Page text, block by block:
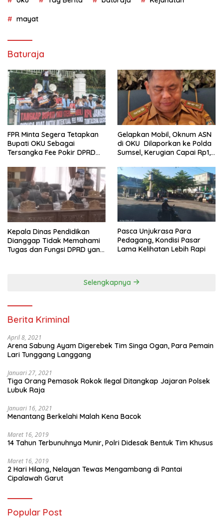
mayat
Baturaja
FPR Minta Segera Tetapkan
Bupati OKU Sebagai
Tersangka Fee Pokir DPRD
Gelapkan Mobil, Oknum ASN
di OKU Dilaporkan ke Polda
Sumsel, Kerugian Capai Rp1,2
Kepala Dinas Pendidikan
Dianggap Tidak Memahami
Tugas dan Fungsi DPRD yang
Pasca Unjukrasa Para
Pedagang, Kondisi Pasar
Lama Kelihatan Lebih Rapi
Selengkapnya
Berita Kriminal
April 8, 2021
Arena Sabung Ayam Digerebek Tim Singa Ogan, Para Pemain
Lari Tunggang Langgang
Januari 27, 2021
Tiga Orang Pemasok Rokok Ilegal Ditangkap Jajaran Polsek
Lubuk Raja
Januari 16, 2021
Menantang Berkelahi Malah Kena Bacok
Maret 16, 2019
14 Tahun Terbunuhnya Munir, Polri Didesak Bentuk Tim Khusus
Maret 16, 2019
2 Hari Hilang, Nelayan Tewas Mengambang di Pantai
Cipalawah Garut
Popular Post